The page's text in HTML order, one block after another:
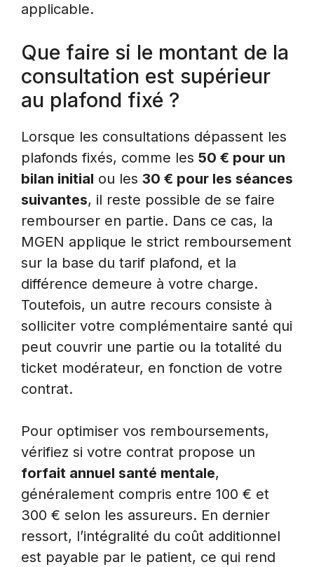
applicable.
Que faire si le montant de la
consultation est supérieur
au plafond fixé ?
Lorsque les consultations dépassent les
plafonds fixés, comme les 50 € pour un
bilan initial ou les 30 € pour les séances
suivantes, il reste possible de se faire
rembourser en partie. Dans ce cas, la
MGEN applique le strict remboursement
sur la base du tarif plafond, et la
différence demeure à votre charge.
Toutefois, un autre recours consiste à
solliciter votre complémentaire santé qui
peut couvrir une partie ou la totalité du
ticket modérateur, en fonction de votre
contrat.
Pour optimiser vos remboursements,
vérifiez si votre contrat propose un
forfait annuel santé mentale,
généralement compris entre 100 € et
300 € selon les assureurs. En dernier
ressort, l’intégralité du coût additionnel
est payable par le patient, ce qui rend